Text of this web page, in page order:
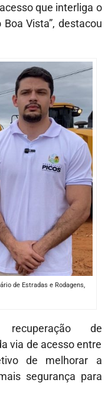
que interliga o
Vista”, destacou
de Estradas e Rodagens,
de
via de acesso entre
de melhorar a
segurança para